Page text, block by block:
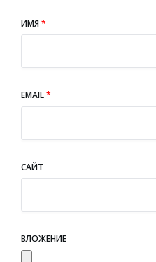
ИМЯ*
EMAIL*
САЙТ
ВЛОЖЕНИЕ